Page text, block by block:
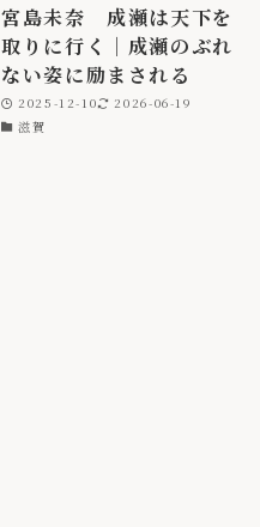
宮島未奈 成瀬は天下を
取りに行く｜成瀬のぶれ
ない姿に励まされる
2025-12-10
2026-06-19
滋賀